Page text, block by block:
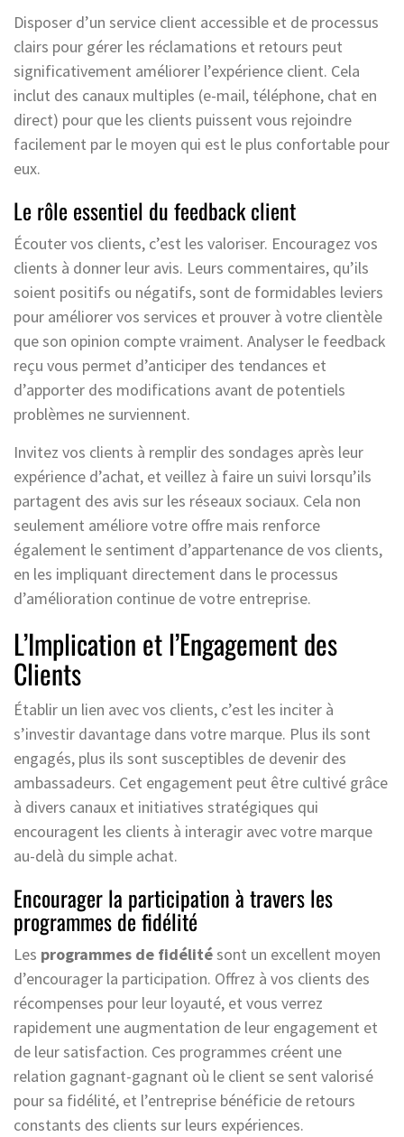
Disposer d’un service client accessible et de processus
clairs pour gérer les réclamations et retours peut
significativement améliorer l’expérience client. Cela
inclut des canaux multiples (e-mail, téléphone, chat en
direct) pour que les clients puissent vous rejoindre
facilement par le moyen qui est le plus confortable pour
eux.
Le rôle essentiel du feedback client
Écouter vos clients, c’est les valoriser. Encouragez vos
clients à donner leur avis. Leurs commentaires, qu’ils
soient positifs ou négatifs, sont de formidables leviers
pour améliorer vos services et prouver à votre clientèle
que son opinion compte vraiment. Analyser le feedback
reçu vous permet d’anticiper des tendances et
d’apporter des modifications avant de potentiels
problèmes ne surviennent.
Invitez vos clients à remplir des sondages après leur
expérience d’achat, et veillez à faire un suivi lorsqu’ils
partagent des avis sur les réseaux sociaux. Cela non
seulement améliore votre offre mais renforce
également le sentiment d’appartenance de vos clients,
en les impliquant directement dans le processus
d’amélioration continue de votre entreprise.
L’Implication et l’Engagement des
Clients
Établir un lien avec vos clients, c’est les inciter à
s’investir davantage dans votre marque. Plus ils sont
engagés, plus ils sont susceptibles de devenir des
ambassadeurs. Cet engagement peut être cultivé grâce
à divers canaux et initiatives stratégiques qui
encouragent les clients à interagir avec votre marque
au-delà du simple achat.
Encourager la participation à travers les
programmes de fidélité
Les programmes de fidélitésont un excellent moyen
d’encourager la participation. Offrez à vos clients des
récompenses pour leur loyauté, et vous verrez
rapidement une augmentation de leur engagement et
de leur satisfaction. Ces programmes créent une
relation gagnant-gagnant où le client se sent valorisé
pour sa fidélité, et l’entreprise bénéficie de retours
constants des clients sur leurs expériences.